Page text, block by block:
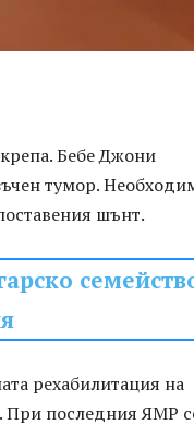
Бебе Джони
тумор.
шънт.
рехабилитация на
При последния ЯМР